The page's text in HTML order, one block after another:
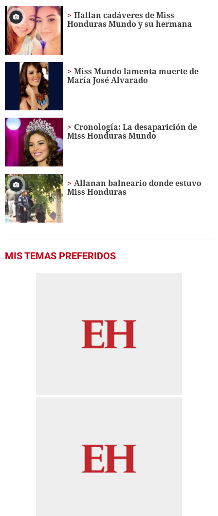
1
minute,
14
seconds
Hallan cadáveres de Miss
Honduras Mundo y su hermana
Miss Mundo lamenta muerte de
María José Alvarado
Cronología: La desaparición de
Miss Honduras Mundo
Allanan balneario donde estuvo
Miss Honduras
MIS TEMAS PREFERIDOS